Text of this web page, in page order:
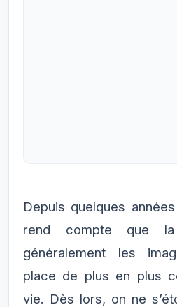
Depuis quelques
rend compte que
généralement les
place de plus en plus
vie. Dès lors, on ne